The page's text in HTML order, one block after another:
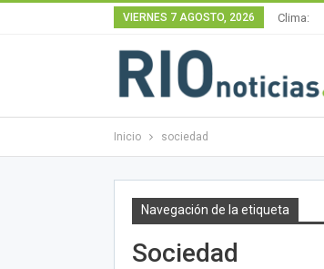
VIERNES 7 AGOSTO, 2026 Clima:
Inicio sociedad
Navegación de la etiqueta
Sociedad